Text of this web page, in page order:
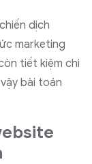
dịch
marketing
tiết kiệm chi
bài toán